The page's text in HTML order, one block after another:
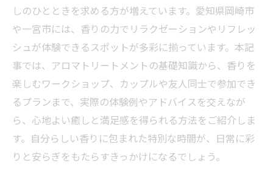
しのひとときを求める方が増えています。愛知県岡崎市
や一宮市には、香りの力でリラクゼーションやリフレッ
シュが体験できるスポットが多彩に揃っています。本記
事では、アロマトリートメントの基礎知識から、香りを
楽しむワークショップ、カップルや友人同士で参加でき
るプランまで、実際の体験例やアドバイスを交えなが
ら、心地よい癒しと満足感を得られる方法をご紹介しま
す。自分らしい香りに包まれた特別な時間が、日常に彩
りと安らぎをもたらすきっかけになるでしょう。